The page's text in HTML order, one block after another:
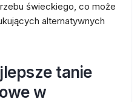
świeckiego, co może
alternatywnych
tanie
w